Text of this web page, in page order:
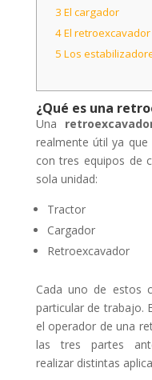
3 El cargador
4El retroexcavador
5 Los
¿Qué es una
Una
realmente útil ya
con tres equipos de
sola unidad:
Tractor
Cargador
Retroexcavador
Cada uno de estos
particular de trabajo.
el operador de una
las tres partes
realizar distintas